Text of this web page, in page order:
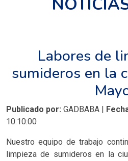
Labores de
sumideros en la
Publicado por: GADBABA |
10:10:00
Nuestro equipo de trabajo
limpieza de sumideros en la